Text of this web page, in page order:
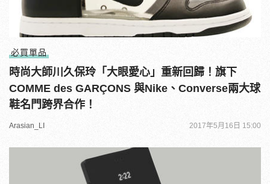
必買單品
時尚大師川久保玲「大眼愛心」重新回歸！旗下
COMME des GARÇONS 與Nike、Converse兩大球
鞋名門跨界合作！
Arasian_LI 2017年5月16日 15:00